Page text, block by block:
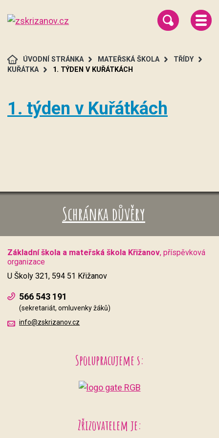
ÚVODNÍ STRÁNKA MATEŘSKÁ ŠKOLA
TŘÍDY
KUŘÁTKA
1. TÝDEN V KUŘÁTKÁCH
1. týden v Kuřátkách
Schránka důvěry
Základní škola a mateřská škola Křižanov, příspěvková
organizace
U Školy 321, 594 51 Křižanov
566 543 191
(sekretariát, omluvenky žáků)
info@zskrizanov.cz
Spolupracujeme s:
Zřizovatelem je: